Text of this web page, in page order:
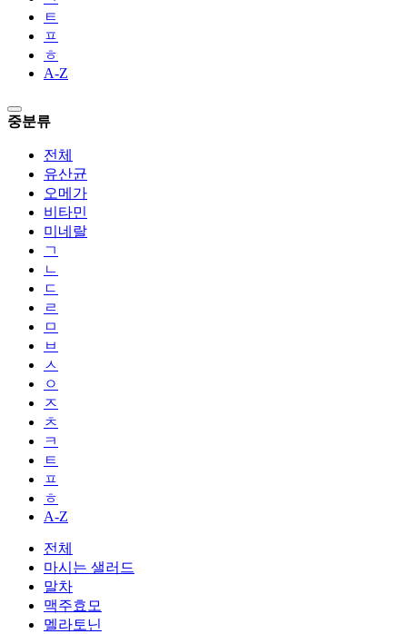
ㅌ
ㅍ
ㅎ
A-Z
중분류
전체
유산균
오메가
비타민
미네랄
ㄱ
ㄴ
ㄷ
ㄹ
ㅁ
ㅂ
ㅅ
ㅇ
ㅈ
ㅊ
ㅋ
ㅌ
ㅍ
ㅎ
A-Z
전체
마시는 샐러드
말차
맥주효모
멜라토닌